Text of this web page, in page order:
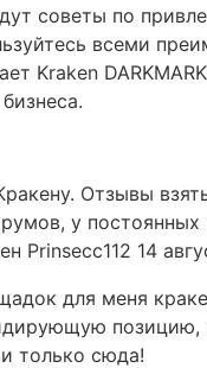
советы по
всеми
Kraken
Отзывы
у постоянных
Prinsecc112 14
для меня
позицию,
только сюда!